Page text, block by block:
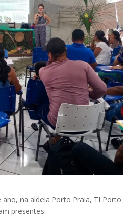
na aldeia Porto Praia, TI
presentes